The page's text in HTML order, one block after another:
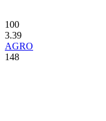
100
3.39
AGRO
148